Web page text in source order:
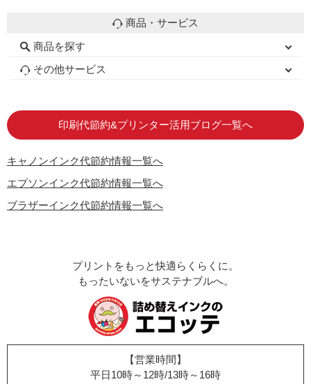
商品・サービス
商品を探す
初心者用セット
キャノンインク
エプソンインク
ブラザーインク
詰め替えインク
互換インクボトル
互換インクカートリッジ
再生インクカートリッジ
トナーカートリッジ
その他サービス
印刷代節約&プリンター活用ブログ一覧へ
キャノンインク代節約情報一覧へ
エプソンインク代節約情報一覧へ
ブラザーインク代節約情報一覧へ
プリントをもっと快適らくらくに。
もったいないをサステナブルへ。
【営業時間】
平日10時～12時/13時～16時